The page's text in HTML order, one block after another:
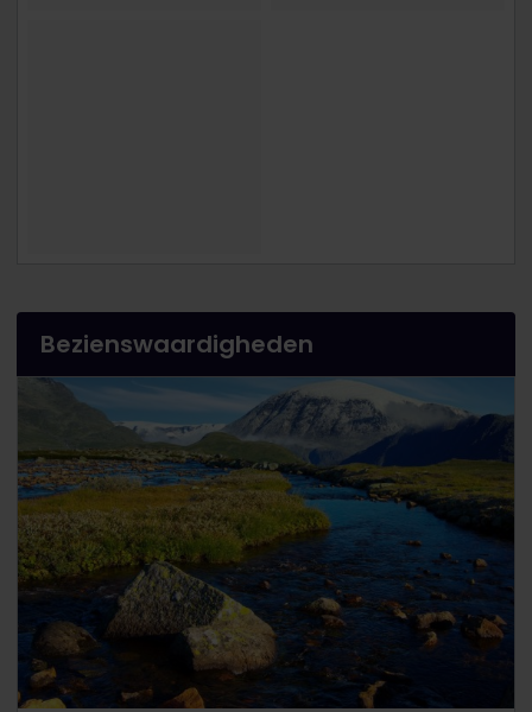
Bezienswaardigheden
Avontuur in een ongerepte